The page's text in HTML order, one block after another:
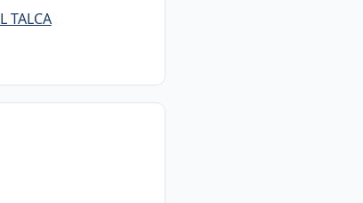
TALCA